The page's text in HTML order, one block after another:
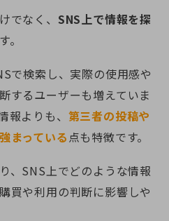
でなく、 SNS上で情報を探
。
で検索し、実際の使用感や
するユーザーも増えていま
報よりも、 第三者の投稿や
まっている 点も特徴です。
、SNS上でどのような情報
買や利用の判断に影響しや